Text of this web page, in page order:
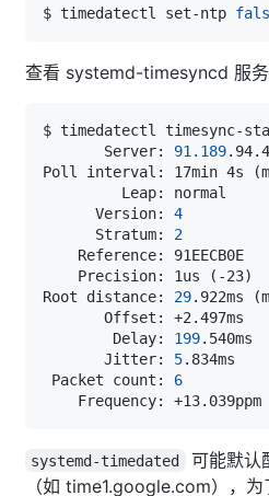
$ timedatectl set-ntp
查看 systemd-timesyncd 服
       Server:
91.189.94.4
Poll interval: 17min 4s
(
      Version:
4
      Stratum:
2
    Precision: 1us
( -23)
Root distance: 29.922ms (
        Delay:
199
       Jitter:
5
Packet count: 6
systemd-timedated
可能默认
（如 time1.google.com），